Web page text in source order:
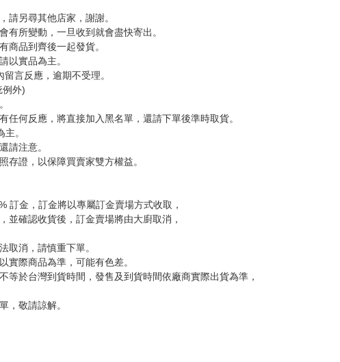
下標，下標後視同完全同意】
請另尋其他店家，謝謝。
商品到齊後一起發貨。
以實品為主。
言反應，逾期不受理。
外)
何反應，將直接加入黑名單，還請下單後準時取貨。
主。
請注意。
證，以保障買賣家雙方權益。